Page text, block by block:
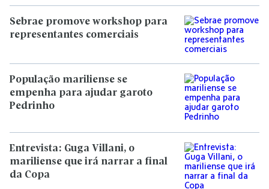
Sebrae promove workshop para
representantes comerciais
População mariliense se
empenha para ajudar garoto
Pedrinho
Entrevista: Guga Villani, o
mariliense que irá narrar a final
da Copa